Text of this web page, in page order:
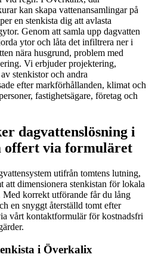
kan skapa vattenansamlingar på
en stenkista dig att avlasta
Genom att samla upp dagvatten
ytor och låta det infiltrera ner i
nära husgrund, problem med
Vi erbjuder projektering,
stenkistor och andra
efter markförhållanden, klimat och
fastighetsägare, företag och
dagvattenslösning i
offert via formuläret
utifrån tomtens lutning,
att dimensionera stenkistan för lokala
korrekt utförande får du lång
en snyggt återställd tomt efter
vårt kontaktformulär för kostnadsfri
i Överkalix